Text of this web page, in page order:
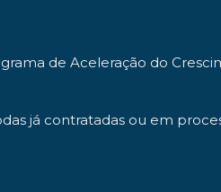
de Aceleração do
já contratadas ou em